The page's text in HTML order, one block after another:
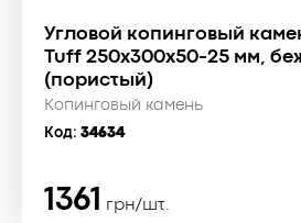
Угловой копинговый
Tuff 250x300x50-25 мм,
(пористый)
Копинговый камень
Код: 34634
1361 грн/шт.